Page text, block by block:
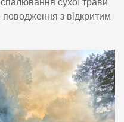
сухої трави
з відкритим